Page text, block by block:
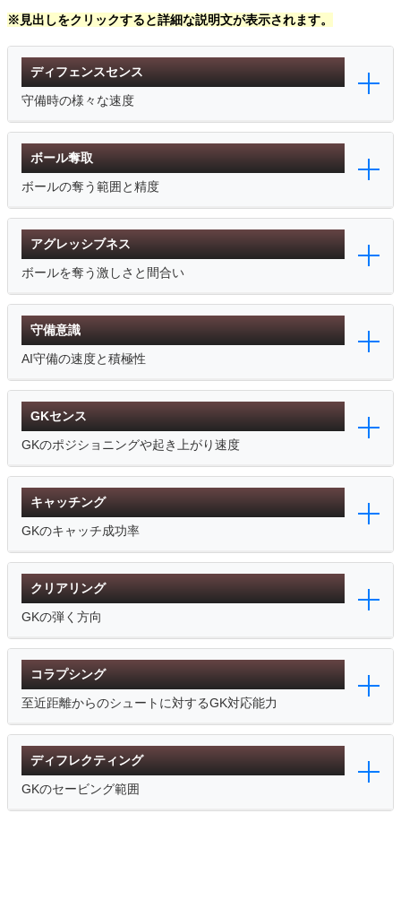
※見出しをクリックすると詳細な説明文が表示されます。
ディフェンスセンス
守備時の様々な速度
ボール奪取
ボールの奪う範囲と精度
アグレッシブネス
ボールを奪う激しさと間合い
守備意識
AI守備の速度と積極性
GKセンス
GKのポジショニングや起き上がり速度
キャッチング
GKのキャッチ成功率
クリアリング
GKの弾く方向
コラプシング
至近距離からのシュートに対するGK対応能力
ディフレクティング
GKのセービング範囲